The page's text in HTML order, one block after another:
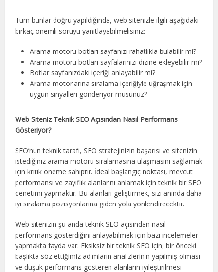
Tüm bunlar doğru yapıldığında, web sitenizle ilgili aşağıdaki
birkaç önemli soruyu yanıtlayabilmelisiniz:
Arama motoru botları sayfanızı rahatlıkla bulabilir mi?
Arama motoru botları sayfalarınızı dizine ekleyebilir mi?
Botlar sayfanızdaki içeriği anlayabilir mi?
Arama motorlarına sıralama içeriğiyle uğraşmak için
uygun sinyalleri gönderiyor musunuz?
Web Siteniz Teknik SEO Açısından Nasıl Performans
Gösteriyor?
SEO’nun teknik tarafı, SEO stratejinizin başarısı ve sitenizin
istediğiniz arama motoru sıralamasına ulaşmasını sağlamak
için kritik öneme sahiptir. İdeal başlangıç ​​noktası, mevcut
performansı ve zayıflık alanlarını anlamak için teknik bir SEO
denetimi yapmaktır. Bu alanları geliştirmek, sizi anında daha
iyi sıralama pozisyonlarına giden yola yönlendirecektir.
Web sitenizin şu anda teknik SEO açısından nasıl
performans gösterdiğini anlayabilmek için bazı incelemeler
yapmakta fayda var. Eksiksiz bir teknik SEO için, bir önceki
başlıkta söz ettiğimiz adımların analizlerinin yapılmış olması
ve düşük performans gösteren alanların iyileştirilmesi